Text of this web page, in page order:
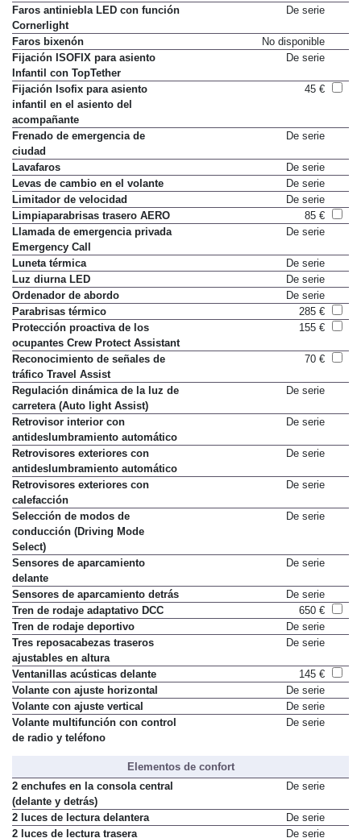
Faros Matrix LED
De serie
Faros antiniebla LED con función
Cornerlight
Faros bixenón
No disponible
Fijación ISOFIX para asiento
Infantil con TopTether
Fijación Isofix para asiento
infantil en el asiento del
acompañante
Frenado de emergencia de
ciudad
Lavafaros
De serie
Levas de cambio en el volante
De serie
Limitador de velocidad
De serie
Limpiaparabrisas trasero AERO
85 €
Llamada de emergencia privada
Emergency Call
Luneta térmica
De serie
Luz diurna LED
De serie
Ordenador de abordo
De serie
Parabrisas térmico
285 €
Protección proactiva de los
ocupantes Crew Protect Assistant
Reconocimiento de señales de
tráfico Travel Assist
Regulación dinámica de la luz de
carretera (Auto light Assist)
Retrovisor interior con
antideslumbramiento automático
Retrovisores exteriores con
antideslumbramiento automático
Retrovisores exteriores con
calefacción
Selección de modos de
conducción (Driving Mode
Select)
Sensores de aparcamiento
delante
Sensores de aparcamiento detrás
De serie
Tren de rodaje adaptativo DCC
650 €
Tren de rodaje deportivo
De serie
Tres reposacabezas traseros
ajustables en altura
Ventanillas acústicas delante
145 €
Volante con ajuste horizontal
De serie
Volante con ajuste vertical
De serie
Volante multifunción con control
Elementos de confort
2 enchufes en la consola central
(delante y detrás)
2 luces de lectura delantera
De serie